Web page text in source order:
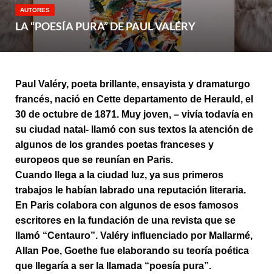
AUTORES
LA “POESÍA PURA” DE PAUL VALÉRY
Paul Valéry, poeta brillante, ensayista y dramaturgo
francés, nació en Cette departamento de Herauld, el
30 de octubre de 1871. Muy joven, – vivía todavía en
su ciudad natal- llamó con sus textos la atención de
algunos de los grandes poetas franceses y
europeos que se reunían en Paris.
Cuando llega a la ciudad luz, ya sus primeros
trabajos le habían labrado una reputación literaria.
En Paris colabora con algunos de esos famosos
escritores en la fundación de una revista que se
llamó “Centauro”. Valéry influenciado por Mallarmé,
Allan Poe, Goethe fue elaborando su teoría poética
que llegaría a ser la llamada “poesía pura”.